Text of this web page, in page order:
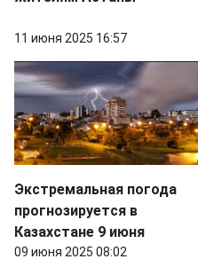
11 июня 2025 16:57
Экстремальная погода
прогнозируется в
Казахстане 9 июня
09 июня 2025 08:02